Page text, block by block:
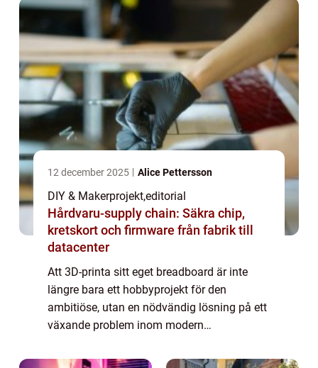
12 december 2025 Alice Pettersson
DIY & Makerprojekt,editorial
Hårdvaru-supply chain: Säkra chip,
kretskort och firmware från fabrik till
datacenter
Att 3D-printa sitt eget breadboard är inte
längre bara ett hobbyprojekt för den
ambitiöse, utan en nödvändig lösning på ett
växande problem inom modern
är ...